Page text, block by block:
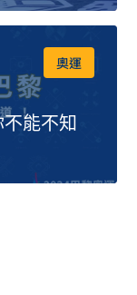
奧運
能不知